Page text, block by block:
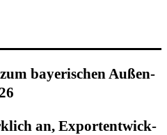
baye­ri­schen Außen­
an, Export­ent­wick­